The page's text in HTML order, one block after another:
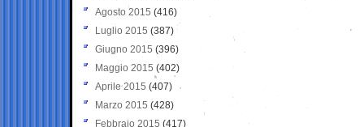
Agosto 2015 (416)
Luglio 2015 (387)
Giugno 2015 (396)
Maggio 2015 (402)
Aprile 2015 (407)
Marzo 2015 (428)
Febbraio 2015 (417)